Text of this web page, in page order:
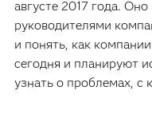
августе 2017 года.
руководителями
и понять, как
сегодня и планируют
узнать о проблемах, с